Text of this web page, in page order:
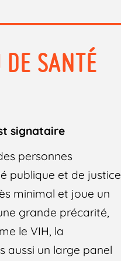
DE SANTÉ
signataire
personnes
publique et de justice
minimal et joue un
grande précarité,
le VIH, la
aussi un large panel